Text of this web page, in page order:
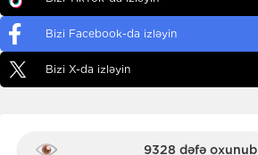
Bizi Facebook-da izləyin
Bizi X-da izləyin
9328 dəfə oxunub